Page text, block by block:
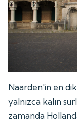
Naarden'in en
yalnızca kalın
zamanda